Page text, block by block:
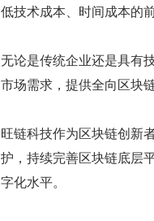
低技术成本、时间成本的
无论是传统企业还是具有
市场需求，提供全向区块链
旺链科技作为区块链创新
护，持续完善区块链底层
字化水平。